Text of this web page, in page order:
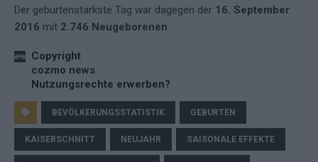
Der geburtenstärkste Tag war dagegen der 16. September
2016 mit 2.746 Neugeborenen.
Copyright
cozmo news
Nutzungsrechte erwerben?
BEVÖLKERUNGSSTATISTIK GEBURTEN
KAISERSCHNITT NEUJAHR SAISONALE EFFEKTE